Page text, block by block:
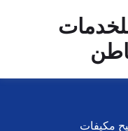
مكيفات